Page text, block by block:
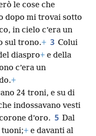
le cose che
dopo mi trovai sotto
in cielo c’era un
sul trono.+ 3 Colui
diaspro+ e della
c’era un
+
24 troni, e su di
indossavano vesti
d’oro. 5 Dal
tuoni;+ e davanti al